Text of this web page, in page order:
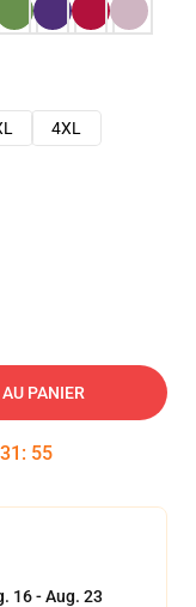
4XL
PANIER
31 : 54
16 - Aug. 23